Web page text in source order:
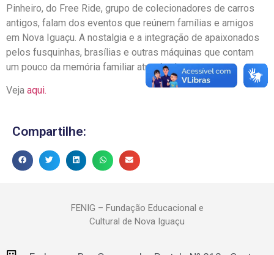
Pinheiro, do Free Ride, grupo de colecionadores de carros
antigos, falam dos eventos que reúnem famílias e amigos
em Nova Iguaçu. A nostalgia e a integração de apaixonados
pelos fusquinhas, brasílias e outras máquinas que contam
um pouco da memória familiar através dos carros.
Veja aqui.
Compartilhe:
FENIG – Fundação Educacional e
Cultural de Nova Iguaçu